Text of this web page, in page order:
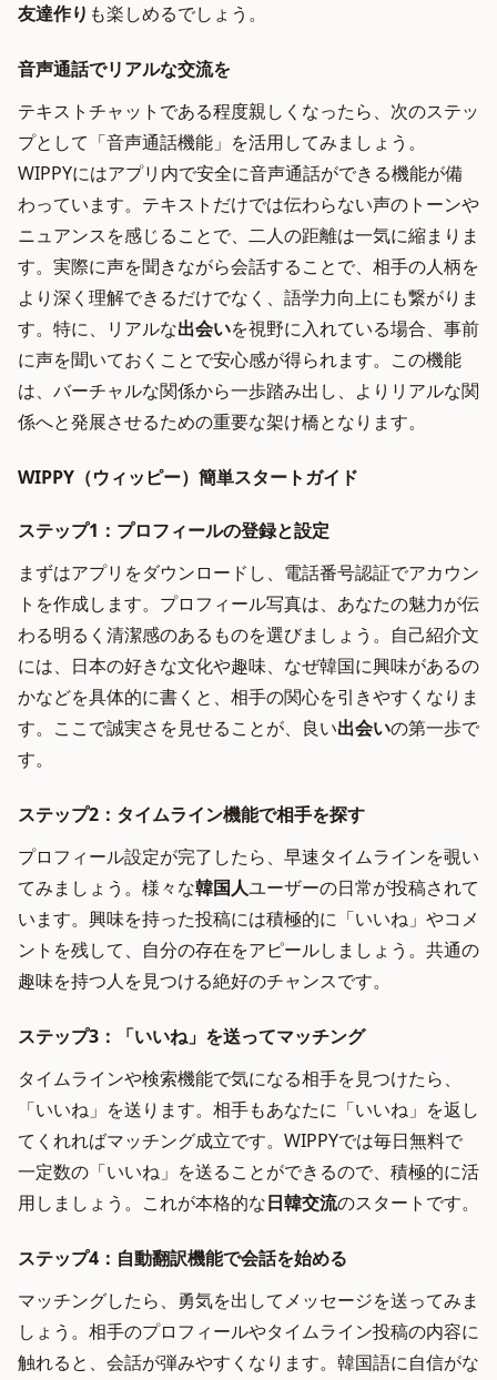
友達作り も楽しめるでしょう。
音声通話でリアルな交流を
テキストチャットである程度親しくなったら、次のステッ
プとして「音声通話機能」を活用してみましょう。
WIPPYにはアプリ内で安全に音声通話ができる機能が備
わっています。テキストだけでは伝わらない声のトーンや
ニュアンスを感じることで、二人の距離は一気に縮まりま
す。実際に声を聞きながら会話することで、相手の人柄を
より深く理解できるだけでなく、語学力向上にも繋がりま
す。特に、リアルな出会いを視野に入れている場合、事前
に声を聞いておくことで安心感が得られます。この機能
は、バーチャルな関係から一歩踏み出し、よりリアルな関
係へと発展させるための重要な架け橋となります。
WIPPY（ウィッピー）簡単スタートガイド
ステップ1：プロフィールの登録と設定
まずはアプリをダウンロードし、電話番号認証でアカウン
トを作成します。プロフィール写真は、あなたの魅力が伝
わる明るく清潔感のあるものを選びましょう。自己紹介文
には、日本の好きな文化や趣味、なぜ韓国に興味があるの
かなどを具体的に書くと、相手の関心を引きやすくなりま
す。ここで誠実さを見せることが、良い出会いの第一歩で
す。
ステップ2：タイムライン機能で相手を探す
プロフィール設定が完了したら、早速タイムラインを覗い
てみましょう。様々な韓国人ユーザーの日常が投稿されて
います。興味を持った投稿には積極的に「いいね」やコメ
ントを残して、自分の存在をアピールしましょう。共通の
趣味を持つ人を見つける絶好のチャンスです。
ステップ3：「いいね」を送ってマッチング
タイムラインや検索機能で気になる相手を見つけたら、
「いいね」を送ります。相手もあなたに「いいね」を返し
てくれればマッチング成立です。WIPPYでは毎日無料で
一定数の「いいね」を送ることができるので、積極的に活
用しましょう。これが本格的な日韓交流のスタートです。
ステップ4：自動翻訳機能で会話を始める
マッチングしたら、勇気を出してメッセージを送ってみま
しょう。相手のプロフィールやタイムライン投稿の内容に
触れると、会話が弾みやすくなります。韓国語に自信がな